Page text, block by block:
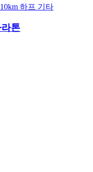
10km 하프 기타
톤